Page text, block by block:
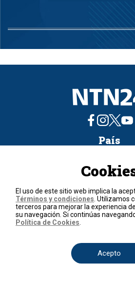
1
8
País
VenezuelaMéxicoEstados
ActualidadPolíticaEconomíaJudicial
Ciencia y TecnologíaEntretenimiento
Club de Prensa El
El uso de este sitio web implica la
Términos y condiciones . Utilizamos
terceros para mejorar la experiencia
su navegación. Si continúas
Política de Cookies
Acepto